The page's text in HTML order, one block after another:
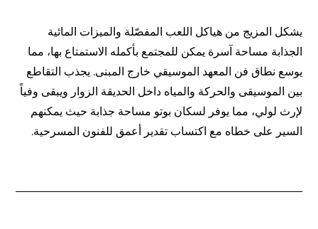
يشكل المزيج من هياكل اللعب المفصّلة والميزات المائية
الجذابة مساحة آسرة يمكن للمجتمع بأكمله الاستمتاع بها، مما
يوسع نطاق فن المعهد الموسيقي خارج المبنى. يجذب التقاطع
بين الموسيقى والحركة والمياه داخل الحديقة الزوار ويبقى وفياً
لإرث لولي، مما يوفر لسكان بوتو مساحة جذابة حيث يمكنهم
السير على خطاه مع اكتساب تقدير أعمق للفنون المسرحية.